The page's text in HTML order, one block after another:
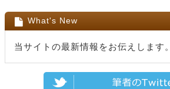
What's New
当サイトの最新情報をお伝えします。